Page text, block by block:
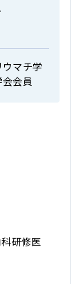
マチ学
会員
研修医